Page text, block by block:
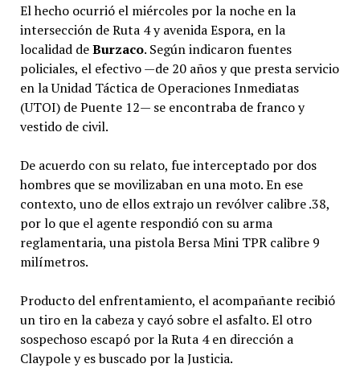
El hecho ocurrió el miércoles por la noche en la
intersección de Ruta 4 y avenida Espora, en la
localidad deBurzaco. Según indicaron fuentes
policiales, el efectivo —de 20 años y que presta servicio
en la Unidad Táctica de Operaciones Inmediatas
(UTOI) de Puente 12— se encontraba de franco y
vestido de civil.
De acuerdo con su relato, fue interceptado por dos
hombres que se movilizaban en una moto. En ese
contexto, uno de ellos extrajo un revólver calibre .38,
por lo que el agente respondió con su arma
reglamentaria, una pistola Bersa Mini TPR calibre 9
milímetros.
Producto del enfrentamiento, el acompañante recibió
un tiro en la cabeza y cayó sobre el asfalto. El otro
sospechoso escapó por la Ruta 4 en dirección a
Claypole y es buscado por la Justicia.